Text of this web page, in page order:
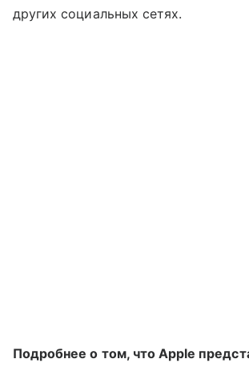
других социальных сетях.
Подробнее о том, что Apple